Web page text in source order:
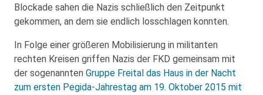
Blockade sahen die Nazis schließlich den Zeitpunkt
gekommen, an dem sie endlich losschlagen konnten.
In Folge einer größeren Mobilisierung in militanten
rechten Kreisen griffen Nazis der FKD gemeinsam mit
der sogenannten Gruppe Freital das Haus in der Nacht
zum ersten Pegida-Jahrestag am 19. Oktober 2015 mit